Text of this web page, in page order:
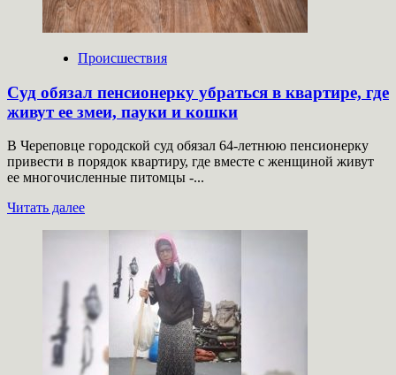
Происшествия
Суд обязал пенсионерку убраться в квартире, где
живут ее змеи, пауки и кошки
В Череповце городской суд обязал 64-летнюю пенсионерку
привести в порядок квартиру, где вместе с женщиной живут
ее многочисленные питомцы -...
Читать далееПрочитать
обязал
пенсионерку
убраться
в
квартире,
где
живут